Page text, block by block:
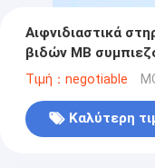
Αιφνιδιαστικά
βιδών ΜΒ
Τιμή：negotiable
Καλύτερη